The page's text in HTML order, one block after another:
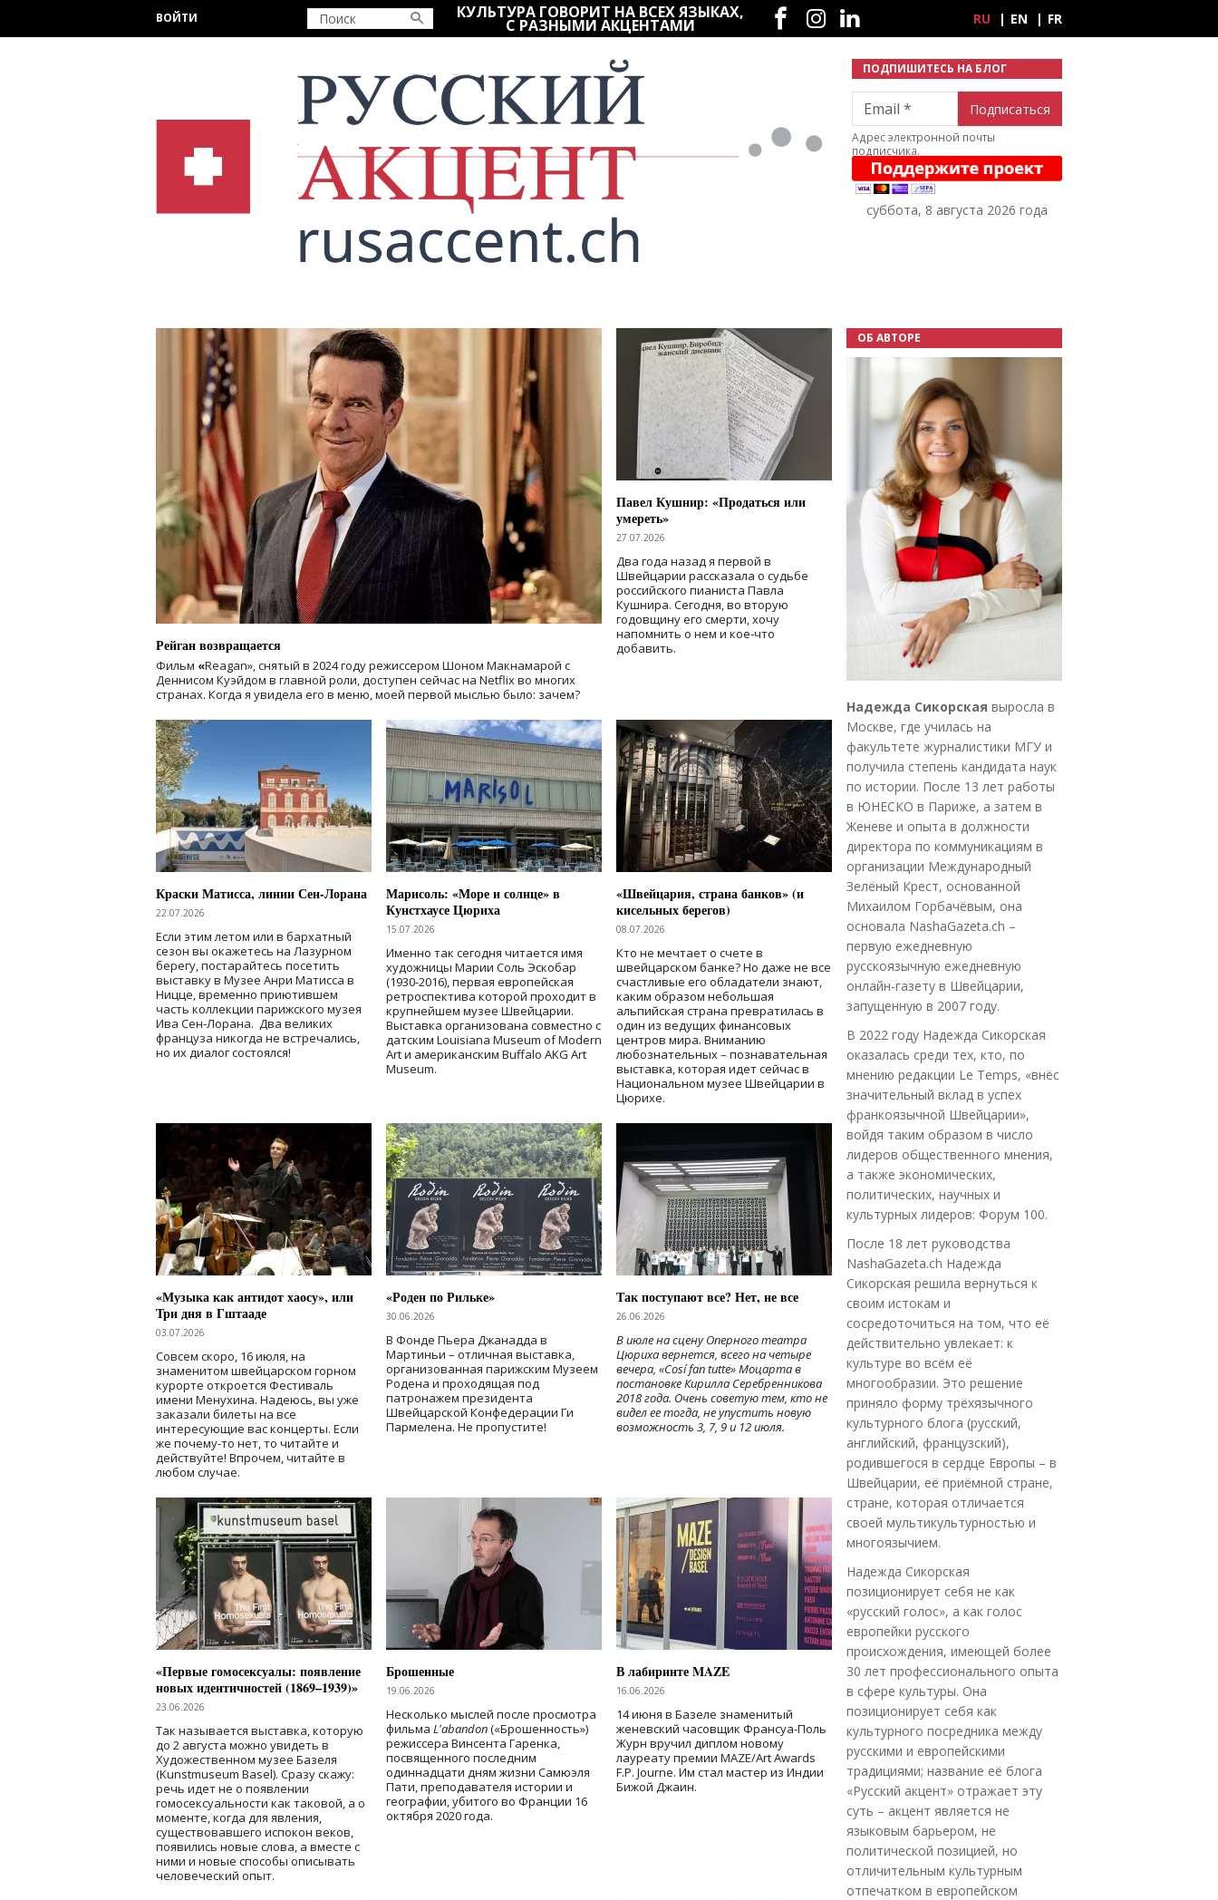
ВОЙТИ КУЛЬТУРА ГОВОРИТ НА ВСЕХ ЯЗЫКАХ,
С РАЗНЫМИ АКЦЕНТАМИ
Социальные сети
RU EN FR
ПОДПИШИТЕСЬ НА БЛОГ
Email
Адрес электронной почты
подписчика.
суббота, 8 августа 2026 года
Рейган возвращается
Фильм «Reagan», снятый в 2024 годурежиссером Шоном Макнамарой с
Деннисом Куэйдом в главной роли, доступен сейчас на Netflix во многих
странах. Когда я увидела его в меню, моей первой мыслью было: зачем?
Павел Кушнир: «Продаться или
умереть»
27.07.2026
Два года назад я первой в
Швейцарии рассказала о судьбе
российского пианиста Павла
Кушнира. Сегодня, во вторую
годовщину его смерти, хочу
напомнить о нем и кое-что
добавить.
Краски Матисса, линии Сен-Лорана
22.07.2026
Если этим летом или в бархатный
сезон вы окажетесь на Лазурном
берегу, постарайтесь посетить
выставку в Музее Анри Матисса в
Ницце, временно приютившем
часть коллекции парижского музея
Ива Сен-Лорана. Два великих
француза никогда не встречались,
но их диалог состоялся!
Марисоль: «Море и солнце» в
Кунстхаусе Цюриха
15.07.2026
Именно так сегодня читается имя
художницы Марии Соль Эскобар
(1930-2016), первая европейская
ретроспектива которой проходит в
крупнейшем музее Швейцарии.
Выставка организована совместно с
датским Louisiana Museum of Modern
Art и американским Buffalo AKG Art
Museum.
«Швейцария, страна банков» (и
кисельных берегов)
08.07.2026
Кто не мечтает о счете в
швейцарском банке? Но даже не все
счастливые его обладатели знают,
каким образом небольшая
альпийская страна превратилась в
один из ведущих финансовых
центров мира. Вниманию
любознательных – познавательная
выставка, которая идет сейчас в
Национальном музее Швейцарии в
Цюрихе.
«Музыка как антидот хаосу», или
Три дня в Гштааде
03.07.2026
Совсем скоро, 16 июля, на
знаменитом швейцарском горном
курорте откроется Фестиваль
имени Менухина. Надеюсь, вы уже
заказали билеты на все
интересующие вас концерты. Если
же почему-то нет, то читайте и
действуйте! Впрочем, читайте в
любом случае.
«Роден по Рильке»
30.06.2026
В Фонде Пьера Джанадда в
Мартиньи – отличная выставка,
организованная парижским Музеем
Родена и проходящая под
патронажем президента
Швейцарской Конфедерации Ги
Пармелена. Не пропустите!
Так поступают все? Нет, не все
26.06.2026
В июле на сцену Оперного театра
Цюриха вернется, всего на четыре
вечера, «Cosí fan tutte» Моцарта в
постановке Кирилла Серебренникова
2018 года. Очень советую тем, кто не
видел ее тогда, не упустить новую
возможность 3, 7, 9 и 12 июля.
«Первые гомосексуалы: появление
новых идентичностей (1869–1939)»
23.06.2026
Так называется выставка, которую
до 2 августа можно увидеть в
Художественном музее Базеля
(Kunstmuseum Basel). Сразу скажу:
речь идет не о появлении
гомосексуальности как таковой, а о
моменте, когда для явления,
существовавшего испокон веков,
появились новые слова, а вместе с
ними и новые способы описывать
человеческий опыт.
Брошенные
19.06.2026
Несколько мыслей после просмотра
фильма L'abandon(«Брошенность»)
режиссера Винсента Гаренка,
посвященного последним
одиннадцати дням жизни Самюэля
Пати, преподавателя истории и
географии, убитого во Франции 16
октября 2020 года.
В лабиринте MAZE
16.06.2026
14 июня в Базеле знаменитый
женевский часовщик Франсуа-Поль
Журн вручил диплом новому
лауреату премии MAZE/Art Awards
F.P. Journe. Им стал мастер из Индии
Бижой Джаин.
ОБ АВТОРЕ
Надежда Сикорская выросла в
Москве, где училась на
факультете журналистики МГУ и
получила степень кандидата наук
по истории. После 13 лет работы
в ЮНЕСКО в Париже, а затем в
Женеве и опыта в должности
директора по коммуникациям в
организации Международный
Зелёный Крест, основанной
Михаилом Горбачёвым, она
основала NashaGazeta.ch –
первую ежедневную
русскоязычную ежедневную
онлайн-газету в Швейцарии,
запущенную в 2007 году.
В 2022 году Надежда Сикорская
оказалась среди тех, кто, по
мнению редакции Le Temps, «внёс
значительный вклад в успех
франкоязычной Швейцарии»,
войдя таким образом в число
лидеров общественного мнения,
а также экономических,
политических, научных и
культурных лидеров: Форум 100.
После 18 лет руководства
NashaGazeta.ch Надежда
Сикорская решила вернуться к
своим истокам и
сосредоточиться на том, что её
действительно увлекает: к
культуре во всём её
многообразии. Это решение
приняло форму трёхязычного
культурного блога (русский,
английский, французский),
родившегося в сердце Европы – в
Швейцарии, её приёмной стране,
стране, которая отличается
своей мультикультурностью и
многоязычием.
Надежда Сикорская
позиционирует себя не как
«русский голос», а как голос
европейки русского
происхождения, имеющей более
30 лет профессионального опыта
в сфере культуры. Она
позиционирует себя как
культурного посредника между
русскими и европейскими
традициями; название её блога
«Русский акцент» отражает эту
суть – акцент является не
языковым барьером, не
политической позицией, но
отличительным культурным
отпечатком в европейском